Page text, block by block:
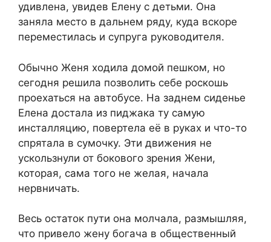
удивлена, увидев Елену с детьми. Она
заняла место в дальнем ряду, куда вскоре
переместилась и супруга руководителя.
Обычно Женя ходила домой пешком, но
сегодня решила позволить себе роскошь
проехаться на автобусе. На заднем сиденье
Елена достала из пиджака ту самую
инсталляцию, повертела её в руках и что-то
спрятала в сумочку. Эти движения не
ускользнули от бокового зрения Жени,
которая, сама того не желая, начала
нервничать.
Весь остаток пути она молчала, размышляя,
что привело жену богача в общественный